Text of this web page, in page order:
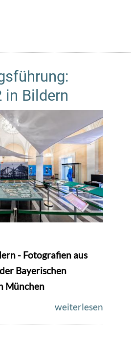
in Bildern
- Fotografien aus
Bayerischen
München
weiterlesen